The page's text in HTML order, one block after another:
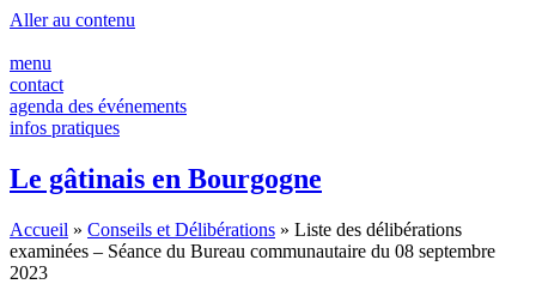
Panneau de gestion des cookies
Aller au contenu
menu
contact
agenda des événements
infos pratiques
Le gâtinais en Bourgogne
Accueil » Conseils et Délibérations » Liste des délibérations
examinées – Séance du Bureau communautaire du 08 septembre
2023